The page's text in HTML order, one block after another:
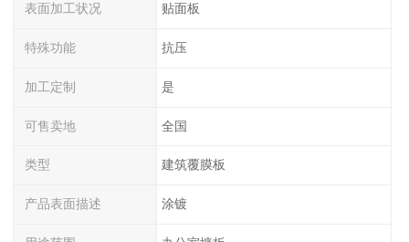
表面加工状况 贴面板
特殊功能 抗压
加工定制 是
可售卖地 全国
类型 建筑覆膜板
产品表面描述 涂镀